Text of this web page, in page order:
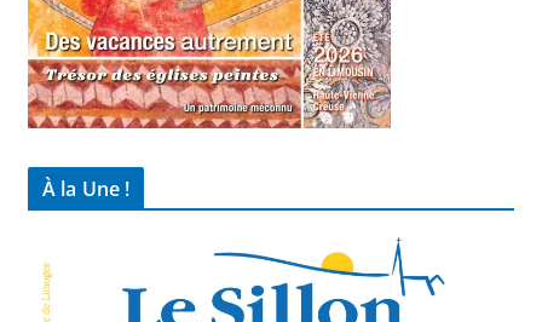
À la Une !